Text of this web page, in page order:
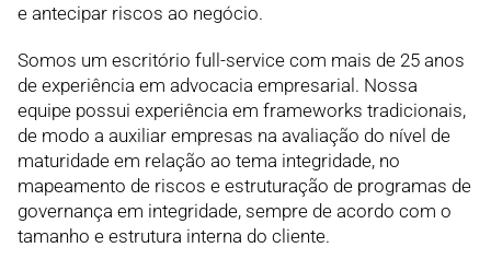
e antecipar riscos ao negócio.
Somos um escritório full-service com mais de 25 anos
de experiência em advocacia empresarial. Nossa
equipe possui experiência em frameworks tradicionais,
de modo a auxiliar empresas na avaliação do nível de
maturidade em relação ao tema integridade, no
mapeamento de riscos e estruturação de programas de
governança em integridade, sempre de acordo com o
tamanho e estrutura interna do cliente.